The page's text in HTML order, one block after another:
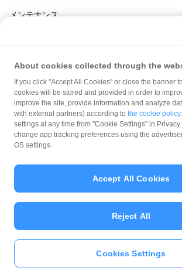
メンテナンス
規約
ガイドライン
About cookies collected through the
If you click "Accept All Cookies" or close the banner
cookies will be stored and provided in order to
improve the site, provide information and analyze
with external partners) according to the cookie policy
settings at any time from "Cookie Settings" in Privacy
change app tracking preferences using the
OS settings.
Cookies Settings
Reject All
Accept All Cookies